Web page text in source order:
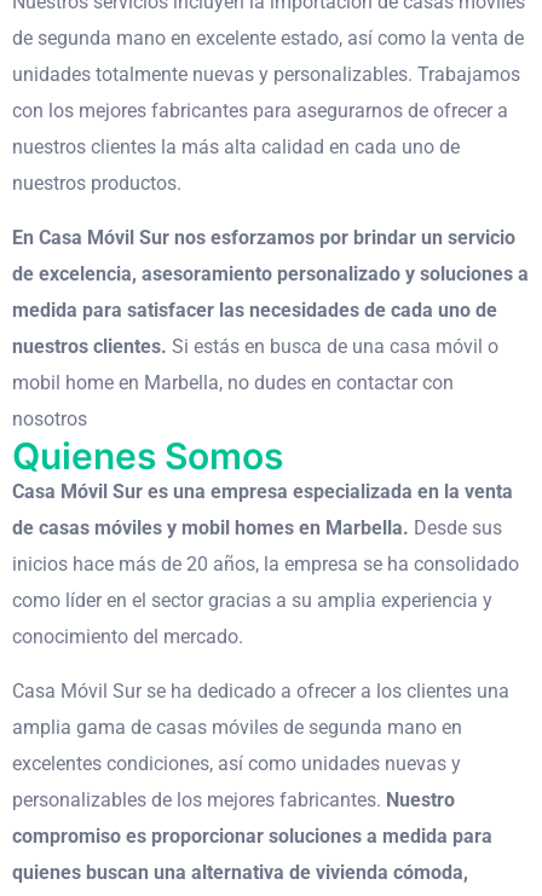
de segunda mano en excelente estado, así como la venta de
unidades totalmente nuevas y personalizables. Trabajamos
con los mejores fabricantes para asegurarnos de ofrecer a
nuestros clientes la más alta calidad en cada uno de
nuestros productos.
En Casa Móvil Sur nos esforzamos por brindar un servicio
de excelencia, asesoramiento personalizado y soluciones a
medida para satisfacer las necesidades de cada uno de
nuestros clientes. Si estás en busca de una casa móvil o
mobil home en Marbella, no dudes en contactar con
nosotros
Quienes Somos
Casa Móvil Sur es una empresa especializada en la venta
de casas móviles y mobil homes en Marbella. Desde sus
inicios hace más de 20 años, la empresa se ha consolidado
como líder en el sector gracias a su amplia experiencia y
conocimiento del mercado.
Casa Móvil Sur se ha dedicado a ofrecer a los clientes una
amplia gama de casas móviles de segunda mano en
excelentes condiciones, así como unidades nuevas y
personalizables de los mejores fabricantes. Nuestro
compromiso es proporcionar soluciones a medida para
quienes buscan una alternativa de vivienda cómoda,